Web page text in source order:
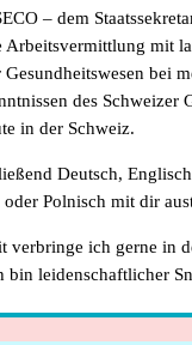
– dem
Arbeitsvermittlung mit
Gesundheitswesen bei
des Schweizer
in der Schweiz.
Deutsch,
Polnisch mit dir
verbringe ich gerne in
bin leidenschaftlicher